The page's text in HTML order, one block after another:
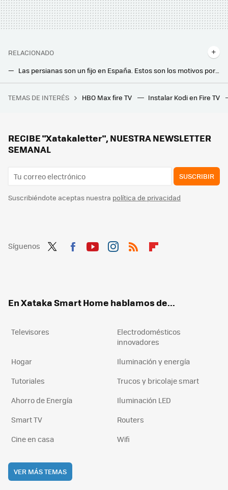
RELACIONADO
Las persianas son un fijo en España. Estos son los motivos por los que (casi) no se usan fuera de nuestras fronteras
España es diferente hasta para limpiar la casa. Estas son las manías más locas que tenemos para dejar el hogar como nuevo
La debacle demográfica en Europa, expuesta en este mapa con un invitado engañoso: Mónaco
TEMAS DE INTERÉS HBO Max fire TV Instalar Kodi en Fire TV
RECIBE "Xatakaletter", NUESTRA NEWSLETTER
SEMANAL
SUSCRIBIR
Suscribiéndote aceptas nuestra política de privacidad
Síguenos
En Xataka Smart Home hablamos de...
Televisores
Electrodomésticos
innovadores
Hogar
Iluminación y energía
Tutoriales
Trucos y bricolaje smart
Ahorro de Energía
Iluminación LED
Smart TV
Routers
Cine en casa
Wifi
VER MÁS TEMAS